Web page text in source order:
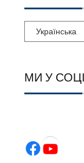
МИ У
Facebook YouTube